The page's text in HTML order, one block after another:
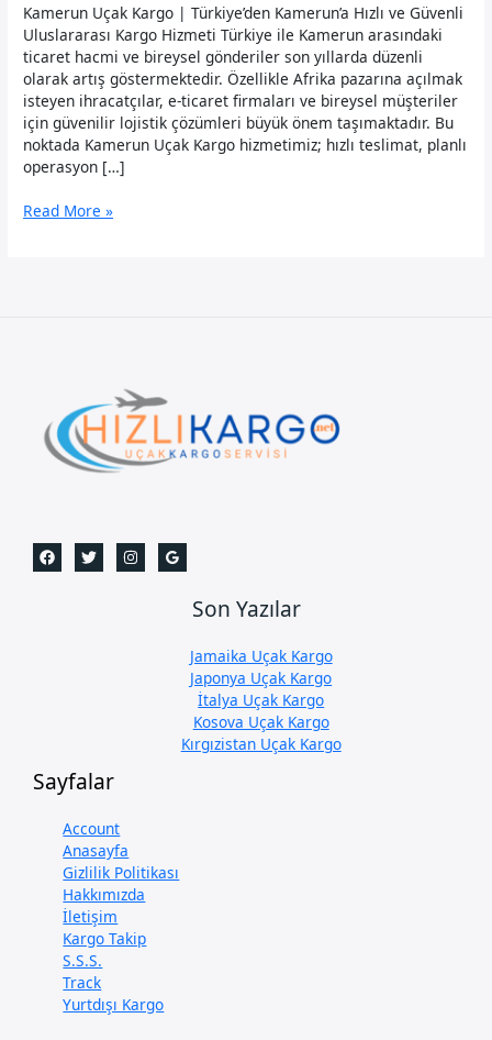
Kamerun Uçak Kargo | Türkiye’den Kamerun’a Hızlı ve Güvenli
Uluslararası Kargo Hizmeti Türkiye ile Kamerun arasındaki
ticaret hacmi ve bireysel gönderiler son yıllarda düzenli
olarak artış göstermektedir. Özellikle Afrika pazarına açılmak
isteyen ihracatçılar, e-ticaret firmaları ve bireysel müşteriler
için güvenilir lojistik çözümleri büyük önem taşımaktadır. Bu
noktada Kamerun Uçak Kargo hizmetimiz; hızlı teslimat, planlı
operasyon […]
Kamerun
Read More »
Son Yazılar
Jamaika Uçak Kargo
Japonya Uçak Kargo
İtalya Uçak Kargo
Kosova Uçak Kargo
Kırgızistan Uçak Kargo
Sayfalar
Account
Anasayfa
Gizlilik Politikası
Hakkımızda
İletişim
Kargo Takip
S.S.S.
Track
Yurtdışı Kargo